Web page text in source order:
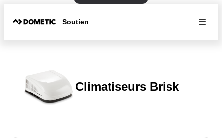
Soutien
Climatiseurs Brisk